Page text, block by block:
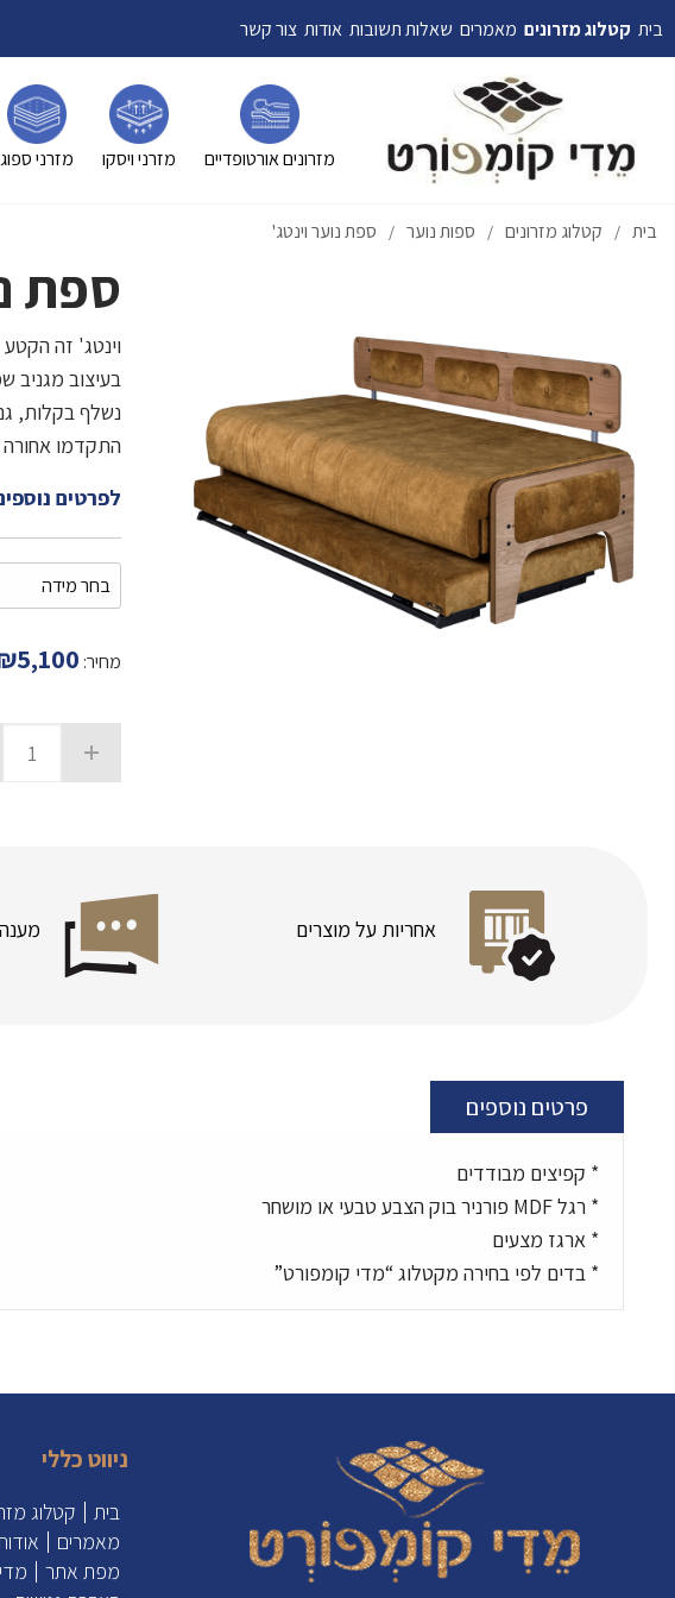
בית קטלוג מזרונים מאמרים שאלות תשובות אודות צור קשר
מזרונים אורטופדיים מזרני ויסקו מזרני ספוג
בית / קטלוג מזרונים / ספות נוער / ספת נוער וינטג'
ספת
וינטג' זה
בעיצוב מגניב
נשלף בקלות,
התקדמו
לפרטים
מחיר: 5,100
פרטים נוספים
* קפיצים מבודדים
* רגל MDF פורניר בוק הצבע טבעי או מושחר
* ארגז מצעים
* בדים לפי בחירה מקטלוג “מדי קומפורט”
אחריות על מוצרים
ניווט כללי
בית
קטלוג
מאמרים
מפת אתר